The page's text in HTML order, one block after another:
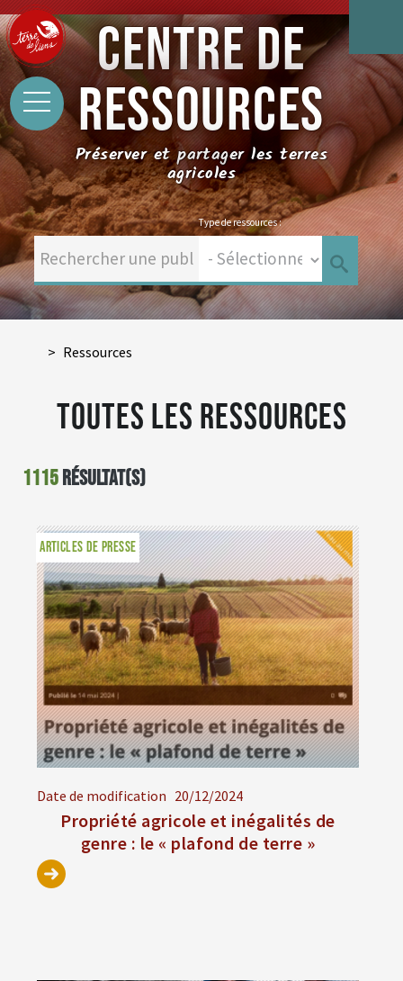
CENTRE DE
RESSOURCES
Préserver et partager les terres
agricoles
Type de ressources :
Ressources
Toutes les ressources
1115résultat(s)
Date de modification 20/12/2024
Propriété agricole et inégalités de
genre : le « plafond de terre »
ARTICLES DE PRESSE